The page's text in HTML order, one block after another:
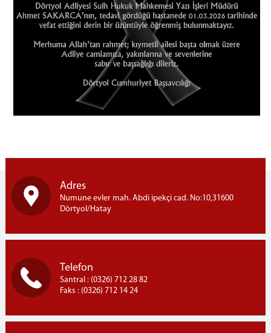
Cumhuriyet Başsavcılığı
Cumhuriyet Savcıları
İdari İşler Müdürlüğü
Bakanlık Muhabere Bürosu
Tarama Merkezi
Adli Sicil Şefliği
Ceza Mahkemeleri
Ağır Ceza Mahkemesi
1. Asliye Ceza Mahkemesi
2. Asliye Ceza Mahkemesi
Adres
Numune evler mah. Abdi ipekçi cad. No:10,31600
Dörtyol/Hatay
Telefon
Santral : (0326) 712 28 82
Faks : (0326) 712 14 24